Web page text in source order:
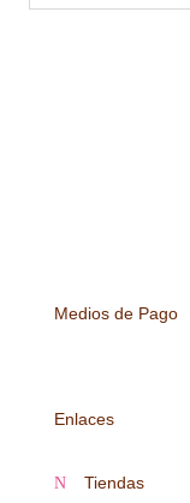
Medios de Pago
Enlaces
N Tiendas